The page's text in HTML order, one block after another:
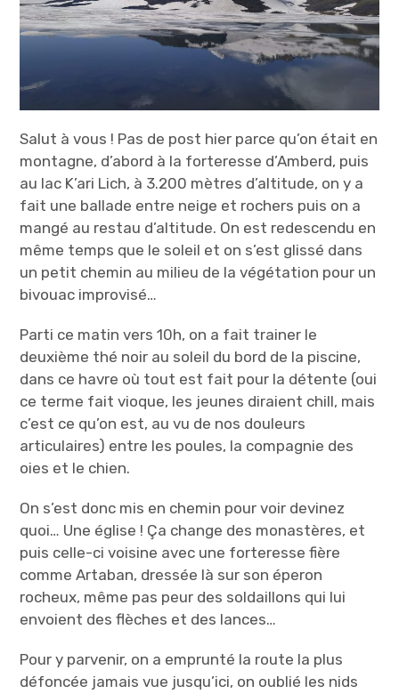
Salut à vous ! Pas de post hier parce qu’on était en
montagne, d’abord à la forteresse d’Amberd, puis
au lac K’ari Lich, à 3.200 mètres d’altitude, on y a
fait une ballade entre neige et rochers puis on a
mangé au restau d’altitude. On est redescendu en
même temps que le soleil et on s’est glissé dans
un petit chemin au milieu de la végétation pour un
bivouac improvisé…
Parti ce matin vers 10h, on a fait trainer le
deuxième thé noir au soleil du bord de la piscine,
dans ce havre où tout est fait pour la détente (oui
ce terme fait vioque, les jeunes diraient chill, mais
c’est ce qu’on est, au vu de nos douleurs
articulaires) entre les poules, la compagnie des
oies et le chien.
On s’est donc mis en chemin pour voir devinez
quoi… Une église ! Ça change des monastères, et
puis celle-ci voisine avec une forteresse fière
comme Artaban, dressée là sur son éperon
rocheux, même pas peur des soldaillons qui lui
envoient des flèches et des lances…
Pour y parvenir, on a emprunté la route la plus
défoncée jamais vue jusqu’ici, on oublié les nids